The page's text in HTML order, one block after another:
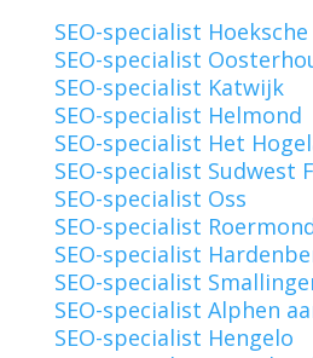
SEO-specialist
SEO-specialist
SEO-specialist Katwijk
SEO-specialist Helmond
SEO-specialist Het
SEO-specialist Sudwest
SEO-specialist Oss
SEO-specialist
SEO-specialist
SEO-specialist
SEO-specialist Alphen
SEO-specialist Hengelo